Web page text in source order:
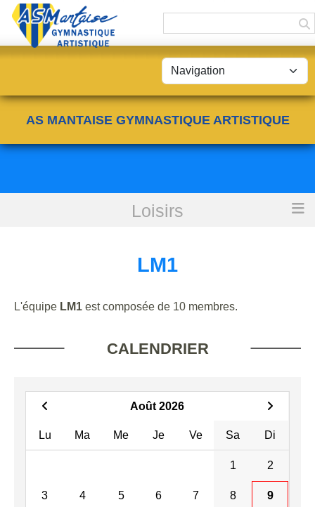
AS MANTAISE GYMNASTIQUE ARTISTIQUE
Loisirs
LM1
LM1
L'équipe LM1 est composée de 10 membres.
CALENDRIER
Août 2026
Lu Ma Me Je Ve Sa Di
1 2
3 4 5 6 7 8 9
Panneau de gestion des cookies